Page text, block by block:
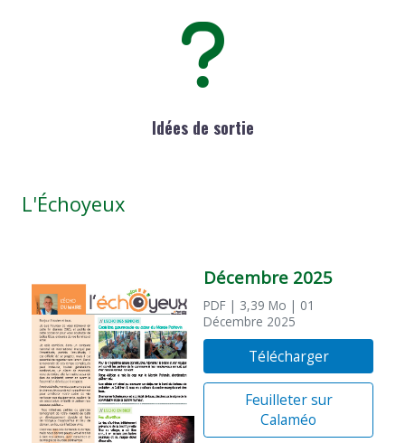
Idées de sortie
L'Échoyeux
Décembre 2025
PDF | 3,39 Mo | 01
Décembre 2025
Télécharger
Feuilleter sur
Calaméo